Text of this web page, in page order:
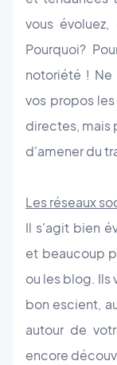
vous
Pourquoi?
notoriété ! Ne
vos propos
directes, mais
d'amener du
Les réseaux
Il s'agit bien
et beaucoup
ou les blog. Ils
bon escient,
autour de
encore